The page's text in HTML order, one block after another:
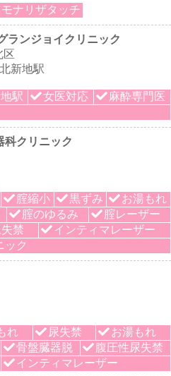
モナリザタッチ
ランジョイクリニック
区
新地駅
駅 女医対応
麻酔専門医
科クリニック
腟縮小 黒ずみ
お湯もれ
腟のゆるみ
腟レーザー
禁
インティマレーザー
ック
れ 尿失禁
お湯もれ
骨盤臓器脱
腹圧性尿失禁
インティマレーザー